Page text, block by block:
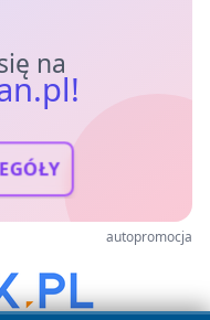
na
autopromocja